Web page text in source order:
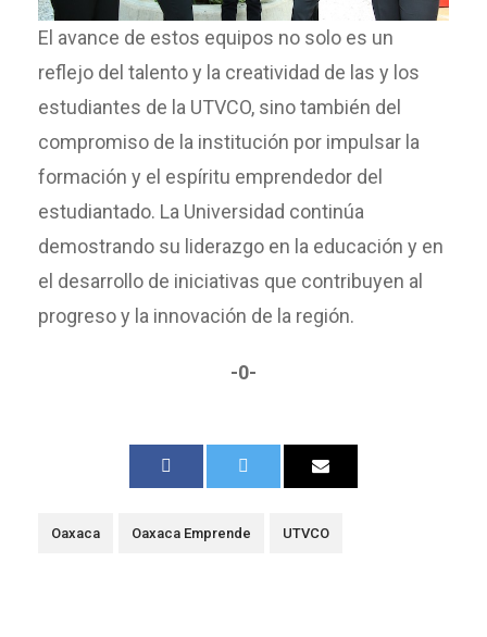
El avance de estos equipos no solo es un
reflejo del talento y la creatividad de las y los
estudiantes de la UTVCO, sino también del
compromiso de la institución por impulsar la
formación y el espíritu emprendedor del
estudiantado. La Universidad continúa
demostrando su liderazgo en la educación y en
el desarrollo de iniciativas que contribuyen al
progreso y la innovación de la región.
-0-
Oaxaca Oaxaca Emprende UTVCO